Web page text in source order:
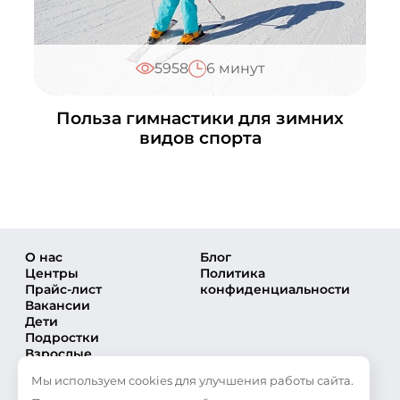
Матвеевское
+7 (495) 648-60-08
Написать в ВКонтакте
+7 (495) 648-60-08
Написать в ВКонтакте
+7 (495) 648-60-08
Написать в ВКонтакте
Орехово
Подольск
5958 6 минут
Польза гимнастики для зимних
видов спорта
О нас
Центры
Прайс-лист
Вакансии
Дети
Подростки
Взрослые
Секции
Блог
Политика
конфиденциальности
Мы используем cookies для улучшения работы сайта.